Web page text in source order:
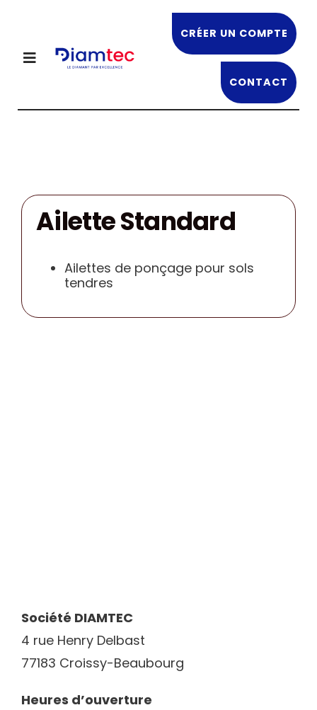
contenu
Toggle
NOS PRODUITS
OFFRES EN COURS
RECRUTEMENT
CRÉER UN COMPTE
CONTACT
Ailette Standard
Ailettes de ponçage pour sols
tendres
Société DIAMTEC
4 rue Henry Delbast
77183 Croissy-Beaubourg
Heures d’ouverture